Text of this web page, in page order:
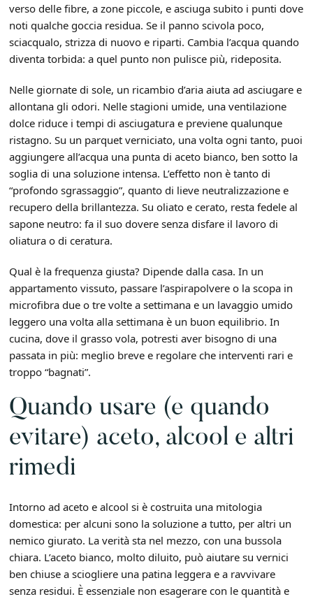
verso delle fibre, a zone piccole, e asciuga subito i punti dove
noti qualche goccia residua. Se il panno scivola poco,
sciacqualo, strizza di nuovo e riparti. Cambia l’acqua quando
diventa torbida: a quel punto non pulisce più, rideposita.
Nelle giornate di sole, un ricambio d’aria aiuta ad asciugare e
allontana gli odori. Nelle stagioni umide, una ventilazione
dolce riduce i tempi di asciugatura e previene qualunque
ristagno. Su un parquet verniciato, una volta ogni tanto, puoi
aggiungere all’acqua una punta di aceto bianco, ben sotto la
soglia di una soluzione intensa. L’effetto non è tanto di
“profondo sgrassaggio”, quanto di lieve neutralizzazione e
recupero della brillantezza. Su oliato e cerato, resta fedele al
sapone neutro: fa il suo dovere senza disfare il lavoro di
oliatura o di ceratura.
Qual è la frequenza giusta? Dipende dalla casa. In un
appartamento vissuto, passare l’aspirapolvere o la scopa in
microfibra due o tre volte a settimana e un lavaggio umido
leggero una volta alla settimana è un buon equilibrio. In
cucina, dove il grasso vola, potresti aver bisogno di una
passata in più: meglio breve e regolare che interventi rari e
troppo “bagnati”.
Quando usare (e quando
evitare) aceto, alcool e altri
rimedi
Intorno ad aceto e alcool si è costruita una mitologia
domestica: per alcuni sono la soluzione a tutto, per altri un
nemico giurato. La verità sta nel mezzo, con una bussola
chiara. L’aceto bianco, molto diluito, può aiutare su vernici
ben chiuse a sciogliere una patina leggera e a ravvivare
senza residui. È essenziale non esagerare con le quantità e